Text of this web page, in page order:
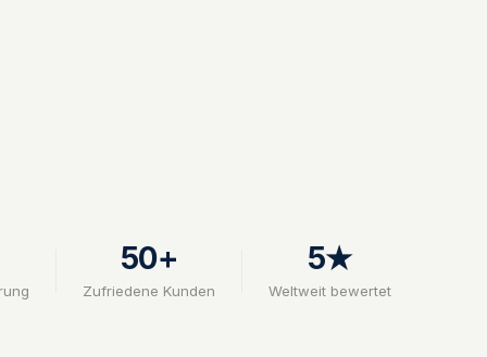
50+
Zufriedene Kunden
5★
Weltweit bewertet